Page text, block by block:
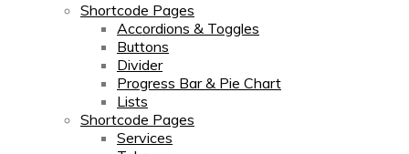
Shortcode Pages
Accordions & Toggles
Buttons
Divider
Progress Bar & Pie Chart
Lists
Shortcode Pages
Services